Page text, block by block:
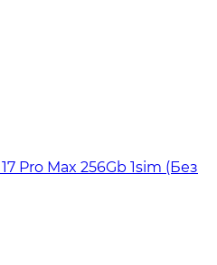
Pro Max 256Gb 1sim (Без